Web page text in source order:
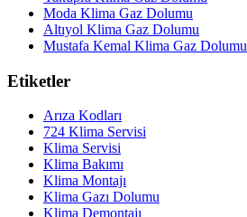
Moda Klima Gaz Dolumu
Altıyol Klima Gaz Dolumu
Mustafa Kemal Klima Gaz Dolumu
Etiketler
Arıza Kodları
724 Klima Servisi
Klima Servisi
Klima Bakımı
Klima Montajı
Klima Gazı Dolumu
Klima Demontajı